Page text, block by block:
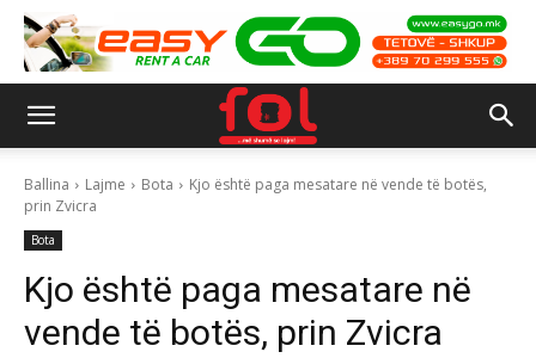
Ballina Lajme Bota
Kjo është paga mesatare në vende të botës,
prin Zvicra
Bota
Kjo është paga mesatare në
vende të botës, prin Zvicra